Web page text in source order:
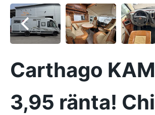
Carthago
3,95 ränta!